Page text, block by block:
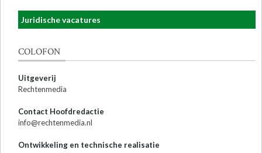
Juridische vacatures
COLOFON
Uitgeverij
Rechtenmedia
Contact Hoofdredactie
info@rechtenmedia.nl
Ontwikkeling en technische realisatie